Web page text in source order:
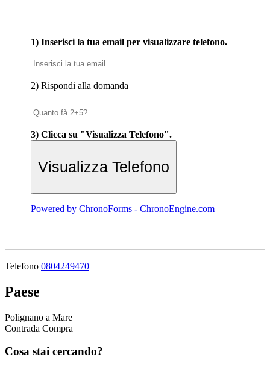
1) Inserisci la tua email per visualizzare telefono.
2) Rispondi alla domanda
3) Clicca su "Visualizza Telefono".
Powered by ChronoForms - ChronoEngine.com
Telefono 0804249470
Paese
Polignano a Mare
Contrada Compra
Cosa stai cercando?